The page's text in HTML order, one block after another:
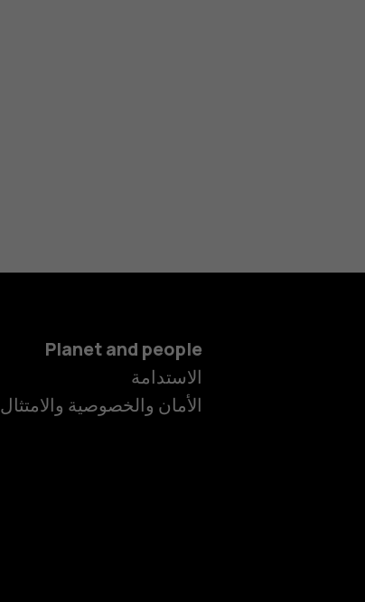
الهواتف الذكية
Planet and people
الاستدامة
الأمان والخصوصية والامتثال